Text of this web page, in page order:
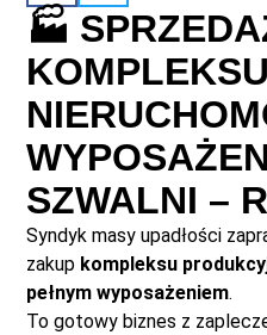
🏭
KOMPLEKSU
SZWALNI –
Syndyk masy upadłości
zakup kompleksu
pełnym wyposażeniem.
To gotowy biznes z